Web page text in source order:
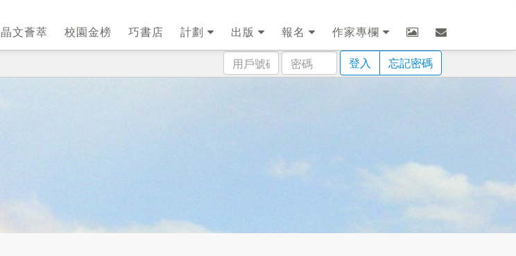
晶文薈萃 校園金榜 巧書店 計劃 出版 報名
作家專欄
用
戶
密
碼
登入 忘記密碼